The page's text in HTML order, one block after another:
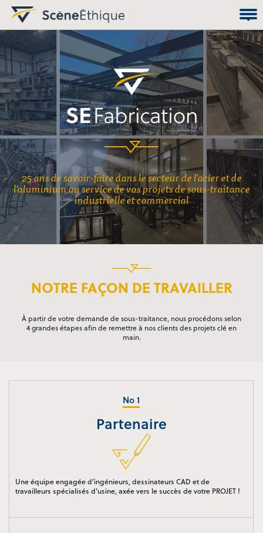
25 ans de savoir-faire dans le secteur de l'acier et de
l'aluminium au service de vos projets de sous-traitance
industrielle et commercial
NOTRE FAÇON DE TRAVAILLER
À partir de votre demande de sous-traitance, nous procédons selon
4 grandes étapes afin de remettre à nos clients des projets clé en
main.
Partenaire
Une équipe engagée d’ingénieurs, dessinateurs CAD et de
travailleurs spécialisés d’usine, axée vers le succès de votre PROJET !